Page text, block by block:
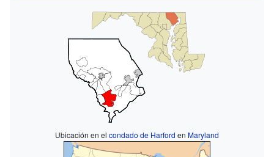
Ubicación en el condado de Harford en Maryland